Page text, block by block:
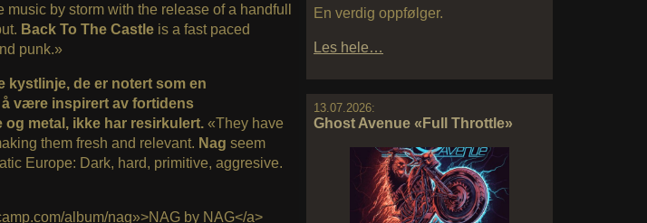
En verdig oppfølger.
Les hele…
13.07.2026:
Ghost Avenue «Full Throttle»
by storm with the release of a handfull
Back To The Castleis a fast paced
punk.»
kystlinje, de er notert som en
være inspirert av fortidens
metal, ikke har resirkulert.«They have
them fresh and relevant. Nag seem
Europe: Dark, hard, primitive, aggresive.
album/nag»>NAG by NAG</a>